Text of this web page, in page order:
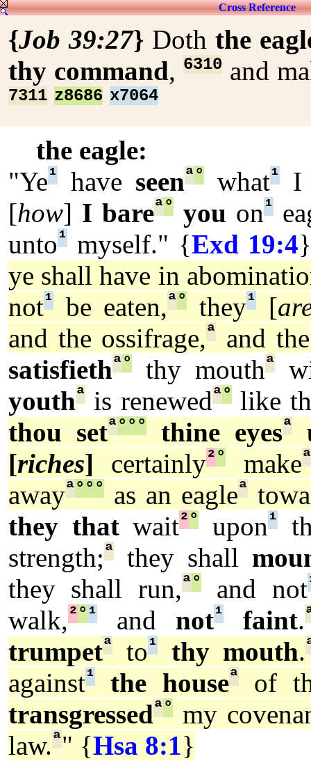
Cross Reference
{Job 39:27}Doth the
thy command, 6310 and
7311 z8686 x7064
the eagle:
"Ye¹ have seenª° what¹
I
[how] I bareª°you on¹
unto¹ myself." {Exd 19:4
ye shall have in
not¹ be eaten,ª° they¹[
and the ossifrage,ª
and
satisfiethª° thy mouthª
youthª is renewedª°like
thou setª° ° °thine eyesª
[riches] certainly²° makeª
awayª° ° ° as an eagleª
they thatwait²° upon¹
strength;ª they shall
they shall run,ª°and not
walk,²° ¹ and not¹ faint.
trumpetª to¹ thy mouth.
against¹ the houseª
of
transgressedª°
my
law.ª" {Hsa 8:1}